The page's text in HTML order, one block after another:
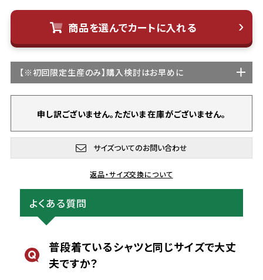
商品を選んでカートに入れる
【※初回限定生産のみ】購入検討はお早めに
申し訳ございません。ただいま在庫がございません。
サイズついてのお問い合わせ
返品・サイズ交換について
よくある質問
普段着ているシャツと同じサイズで大丈
夫ですか？